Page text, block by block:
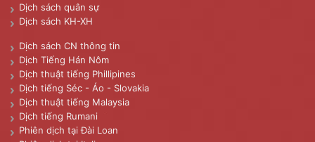
Dịch sách quân sự
Dịch sách KH-XH
Dịch sách CN thông tin
Dịch Tiếng Hán Nôm
Dịch thuật tiếng Phillipines
Dịch tiếng Séc - Áo - Slovakia
Dịch thuật tiếng Malaysia
Dịch tiếng Rumani
Phiên dịch tại Đài Loan